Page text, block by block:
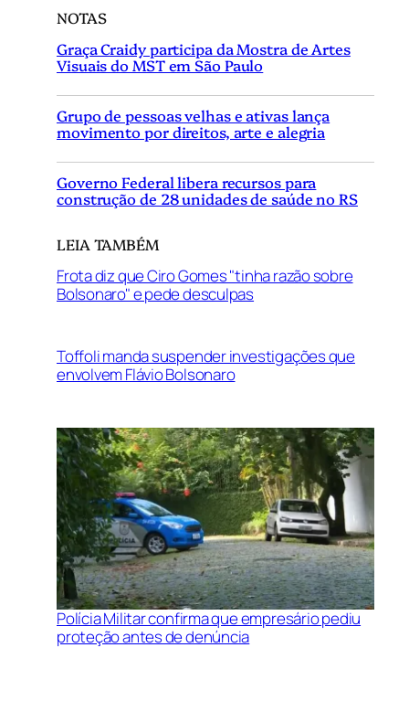
NOTAS
Graça Craidy participa da Mostra de Artes
Visuais do MST em São Paulo
Grupo de pessoas velhas e ativas lança
movimento por direitos, arte e alegria
Governo Federal libera recursos para
construção de 28 unidades de saúde no RS
LEIA TAMBÉM
Frota diz que Ciro Gomes "tinha razão sobre
Bolsonaro" e pede desculpas
Toffoli manda suspender investigações que
envolvem Flávio Bolsonaro
Polícia Militar confirma que empresário pediu
proteção antes de denúncia